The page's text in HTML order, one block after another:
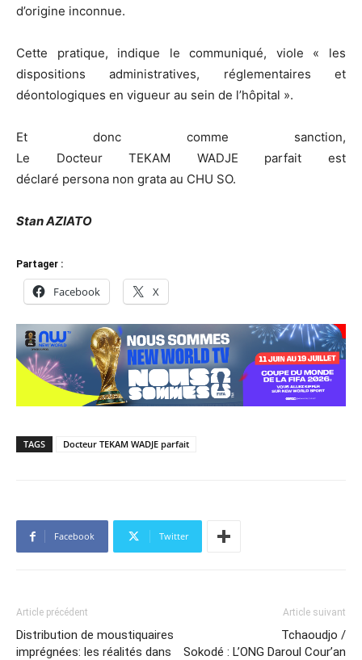
d’origine inconnue.
Cette pratique, indique le communiqué, viole « les
dispositions administratives, réglementaires et
déontologiques en vigueur au sein de l’hôpital ».
Et donc comme sanction,
Le DocteurTEKAM WADJE parfait est
déclaré persona non grata au CHU SO.
Stan AZIATO
Partager :
Facebook X
TAGS Docteur TEKAM WADJE parfait
Facebook Twitter
Article précédent
Distribution de moustiquaires
imprégnées: les réalités dans
Article suivant
Tchaoudjo /
Sokodé : L’ONG Daroul Cour’an